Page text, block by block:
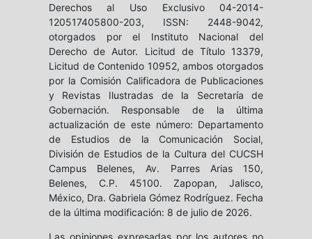
Derechos al Uso Exclusivo 04-2014-
120517405800-203, ISSN: 2448-9042,
otorgados por el Instituto Nacional del
Derecho de Autor. Licitud de Título 13379,
Licitud de Contenido 10952, ambos otorgados
por la Comisión Calificadora de Publicaciones
y Revistas Ilustradas de la Secretaría de
Gobernación. Responsable de la última
actualización de este número: Departamento
de Estudios de la Comunicación Social,
División de Estudios de la Cultura del CUCSH
Campus Belenes, Av. Parres Arias 150,
Belenes, C.P. 45100. Zapopan, Jalisco,
México, Dra. Gabriela Gómez Rodríguez. Fecha
de la última modificación: 8 de julio de 2026.